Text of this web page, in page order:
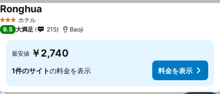
3 ホテルのランク
ホテル
Ronghua
9.5 大満足 215 Baoji
最安値 ￥2,740
1件のサイトの料金を表示 料金を表示